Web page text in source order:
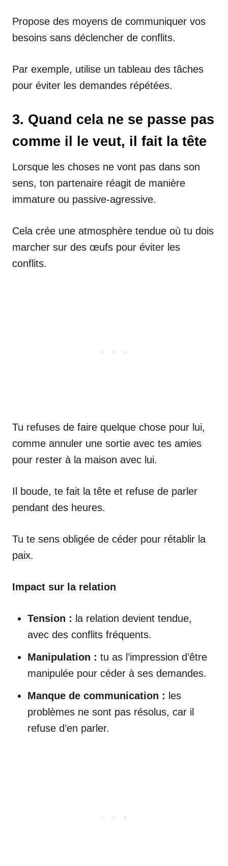
Propose des moyens de communiquer vos
besoins sans déclencher de conflits.
Par exemple, utilise un tableau des tâches
pour éviter les demandes répétées.
3. Quand cela ne se passe pas
comme il le veut, il fait la tête
Lorsque les choses ne vont pas dans son
sens, ton partenaire réagit de manière
immature ou passive-agressive.
Cela crée une atmosphère tendue où tu dois
marcher sur des œufs pour éviter les
conflits.
Tu refuses de faire quelque chose pour lui,
comme annuler une sortie avec tes amies
pour rester à la maison avec lui.
Il boude, te fait la tête et refuse de parler
pendant des heures.
Tu te sens obligée de céder pour rétablir la
paix.
Impact sur la relation
Tension : la relation devient tendue,
avec des conflits fréquents.
Manipulation : tu as l’impression d’être
manipulée pour céder à ses demandes.
Manque de communication : les
problèmes ne sont pas résolus, car il
refuse d’en parler.